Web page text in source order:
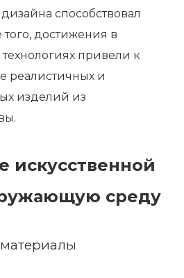
способствовал
достижения в
привели к
реалистичных и
изделий из
искусственной
среду